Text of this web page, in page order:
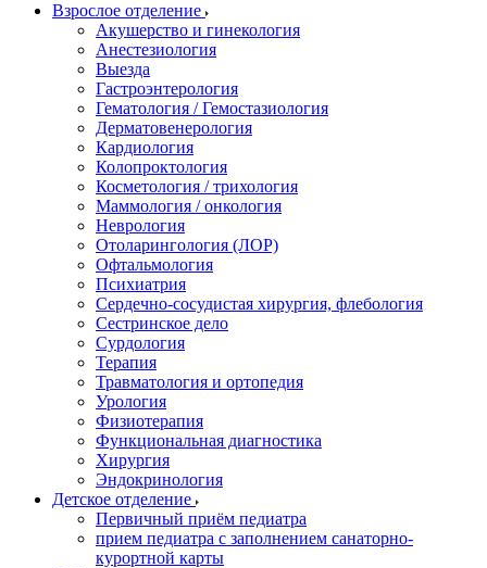
Взрослое отделение
Акушерство и гинекология
Анестезиология
Выезда
Гастроэнтерология
Гематология / Гемостазиология
Дерматовенерология
Кардиология
Колопроктология
Косметология / трихология
Маммология / онкология
Неврология
Отоларингология (ЛОР)
Офтальмология
Психиатрия
Сердечно-сосудистая хирургия, флебология
Сестринское дело
Сурдология
Терапия
Травматология и ортопедия
Урология
Физиотерапия
Функциональная диагностика
Хирургия
Эндокринология
Детское отделение
Первичный приём педиатра
прием педиатра с заполнением санаторно-
курортной карты